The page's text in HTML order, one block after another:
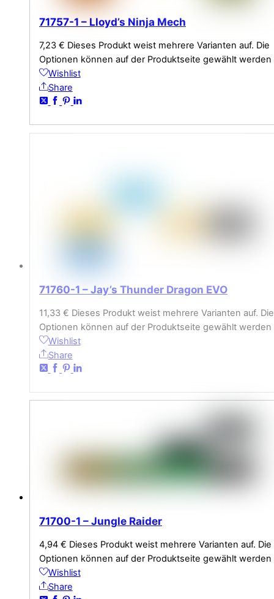
71757-1 – Lloyd’s Ninja Mech
7,23 € Dieses Produkt weist mehrere Varianten auf. Die
Optionen können auf der Produktseite gewählt werden
Wishlist
Share
71760-1 – Jay’s Thunder Dragon EVO
11,33 € Dieses Produkt weist mehrere Varianten auf. Die
Optionen können auf der Produktseite gewählt werden
Wishlist
Share
71700-1 – Jungle Raider
4,94 € Dieses Produkt weist mehrere Varianten auf. Die
Optionen können auf der Produktseite gewählt werden
Wishlist
Share